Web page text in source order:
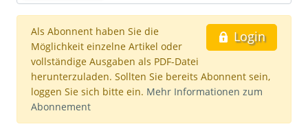
Login
Als Abonnent haben Sie die
Möglichkeit einzelne Artikel oder
vollständige Ausgaben als PDF-Datei
herunterzuladen. Sollten Sie bereits Abonnent sein,
loggen Sie sich bitte ein. Mehr Informationen zum
Abonnement